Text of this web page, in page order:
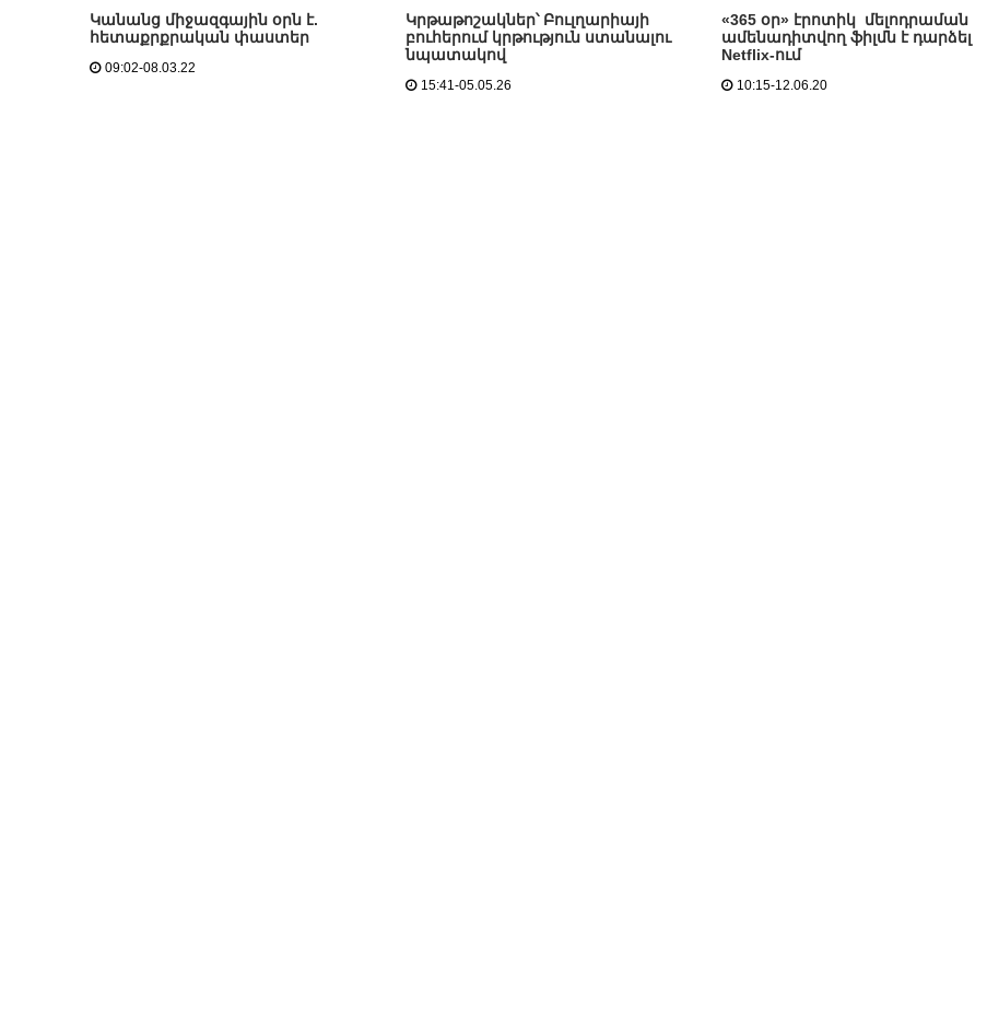
Կանանց միջազգային օրն է.
հետաքրքրական փաստեր
09:02-08.03.22
Կրթաթոշակներ՝ Բուլղարիայի
բուհերում կրթություն ստանալու
նպատակով
15:41-05.05.26
«365 օր» էրոտիկ մելոդրաման
ամենադիտվող ֆիլմն է դարձել
Netflix-ում
10:15-12.06.20